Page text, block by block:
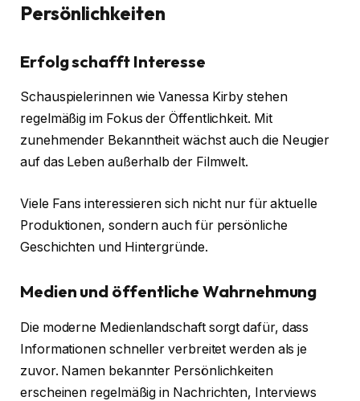
Persönlichkeiten
Erfolg schafft Interesse
Schauspielerinnen wie Vanessa Kirby stehen
regelmäßig im Fokus der Öffentlichkeit. Mit
zunehmender Bekanntheit wächst auch die Neugier
auf das Leben außerhalb der Filmwelt.
Viele Fans interessieren sich nicht nur für aktuelle
Produktionen, sondern auch für persönliche
Geschichten und Hintergründe.
Medien und öffentliche Wahrnehmung
Die moderne Medienlandschaft sorgt dafür, dass
Informationen schneller verbreitet werden als je
zuvor. Namen bekannter Persönlichkeiten
erscheinen regelmäßig in Nachrichten, Interviews